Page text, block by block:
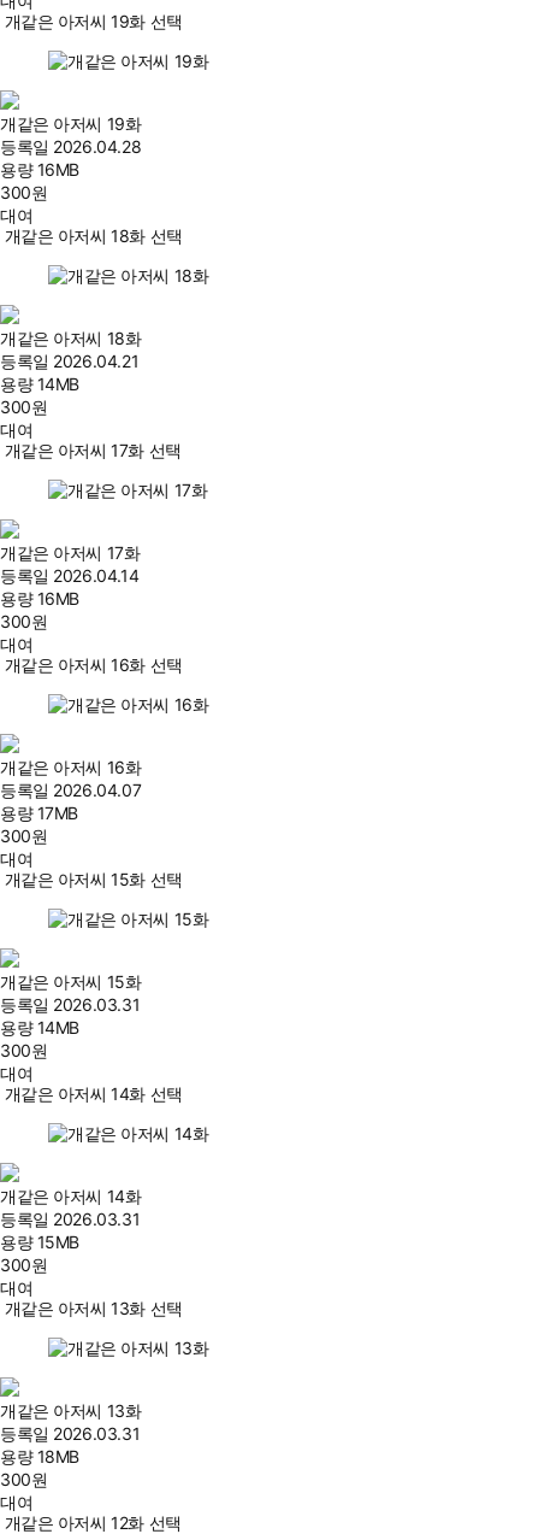
개같은 아저씨 19화 선택
개같은 아저씨 19화
등록일 2026.04.28
용량16MB
300원
대여
개같은 아저씨 18화 선택
개같은 아저씨 18화
등록일 2026.04.21
용량14MB
300원
대여
개같은 아저씨 17화 선택
개같은 아저씨 17화
등록일 2026.04.14
용량16MB
300원
대여
개같은 아저씨 16화 선택
개같은 아저씨 16화
등록일 2026.04.07
용량17MB
300원
대여
개같은 아저씨 15화 선택
개같은 아저씨 15화
등록일 2026.03.31
용량14MB
300원
대여
개같은 아저씨 14화 선택
개같은 아저씨 14화
등록일 2026.03.31
용량15MB
300원
대여
개같은 아저씨 13화 선택
개같은 아저씨 13화
등록일 2026.03.31
용량18MB
300원
대여
개같은 아저씨 12화 선택